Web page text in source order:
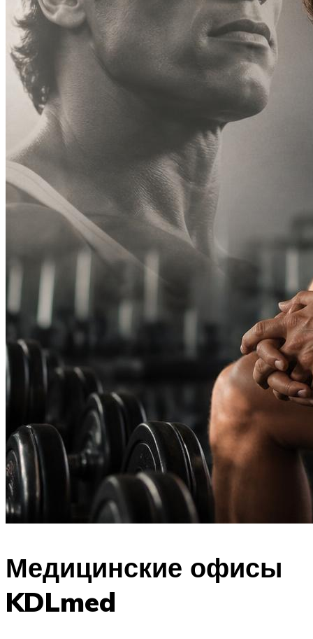
Медицинские офисы
KDLmed